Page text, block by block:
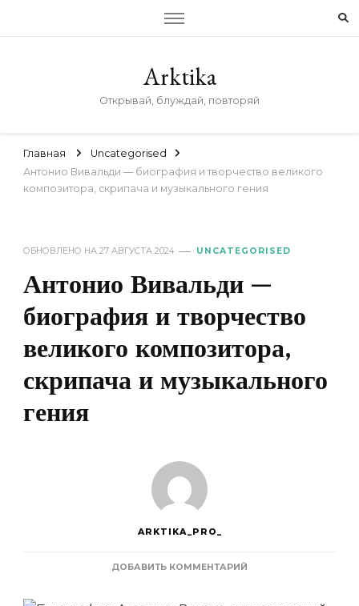
Arktika
Открывай, блуждай, повторяй
Главная
Uncategorised
Антонио Вивальди — биография и творчество великого
композитора, скрипача и музыкального гения
ОБНОВЛЕНО НА 27 АВГУСТА 2024 UNCATEGORISED
Антонио Вивальди —
биография и творчество
великого композитора,
скрипача и музыкального
гения
ARKTIKA_PRO_
ДОБАВИТЬ КОММЕНТАРИЙ